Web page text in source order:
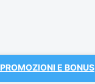
PROMOZIONI E BONUS